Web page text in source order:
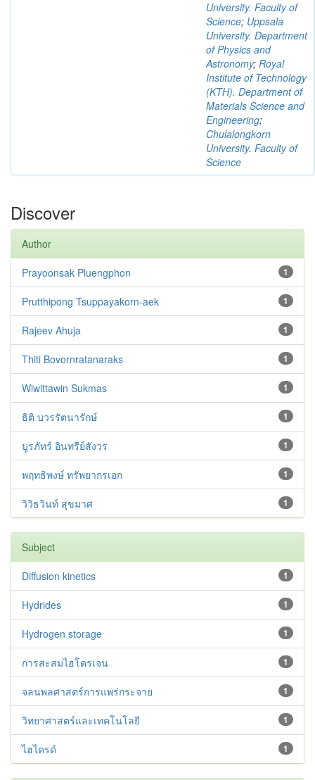
University. Faculty of
Science; Uppsala
University. Department
of Physics and
Astronomy; Royal
Institute of Technology
(KTH). Department of
Materials Science and
Engineering;
Chulalongkorn
University. Faculty of
Science
Discover
Author
1
Prayoonsak Pluengphon
1
Prutthipong Tsuppayakorn-aek
1
Rajeev Ahuja
1
Thiti Bovornratanaraks
1
Wiwittawin Sukmas
1
ธิติ บวรรัตนารักษ์
1
บูรภัทร์ อินทรีย์สังวร
1
พฤทธิพงษ์ ทรัพยากรเอก
1
วิวิธวินท์ สุขมาศ
Subject
1
Diffusion kinetics
1
Hydrides
1
Hydrogen storage
1
การสะสมไฮโดรเจน
1
จลนพลศาสตร์การแพร่กระจาย
1
วิทยาศาสตร์และเทคโนโลยี
1
ไฮไดรด์